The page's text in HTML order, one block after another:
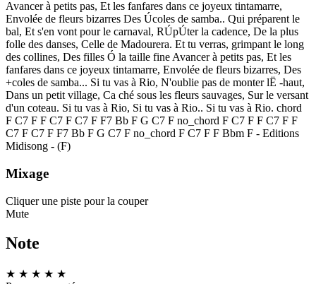
Avancer à petits pas, Et les fanfares dans ce joyeux tintamarre,
Envolée de fleurs bizarres Des Úcoles de samba.. Qui préparent le
bal, Et s'en vont pour le carnaval, RÚpÚter la cadence, De la plus
folle des danses, Celle de Madourera. Et tu verras, grimpant le long
des collines, Des filles Ó la taille fine Avancer à petits pas, Et les
fanfares dans ce joyeux tintamarre, Envolée de fleurs bizarres, Des
+coles de samba... Si tu vas à Rio, N'oublie pas de monter lË -haut,
Dans un petit village, Ca ché sous les fleurs sauvages, Sur le versant
d'un coteau. Si tu vas à Rio, Si tu vas à Rio.. Si tu vas à Rio. chord
F C7 F F C7 F C7 F F7 Bb F G C7 F no_chord F C7 F F C7 F F
C7 F C7 F F7 Bb F G C7 F no_chord F C7 F F Bbm F - Editions
Midisong - (F)
Mixage
Cliquer une piste pour la couper
Mute
Note
★ ★ ★ ★ ★